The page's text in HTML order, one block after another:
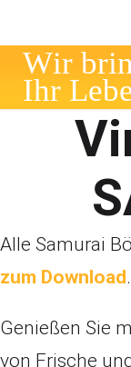
Wir bri
Ihr Leb
Alle Samurai
zum Download.
Genießen Sie
von Frische